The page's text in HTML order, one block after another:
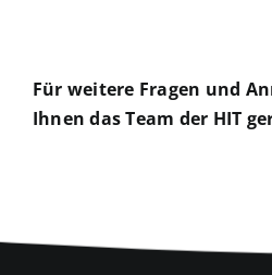
Für weitere Fragen und
Ihnen das Team der HIT